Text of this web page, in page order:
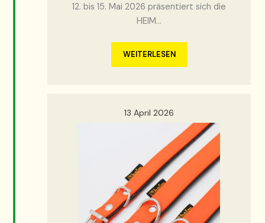
12. bis 15. Mai 2026 präsentiert sich die
HEIM…
WEITERLESEN
13 April 2026